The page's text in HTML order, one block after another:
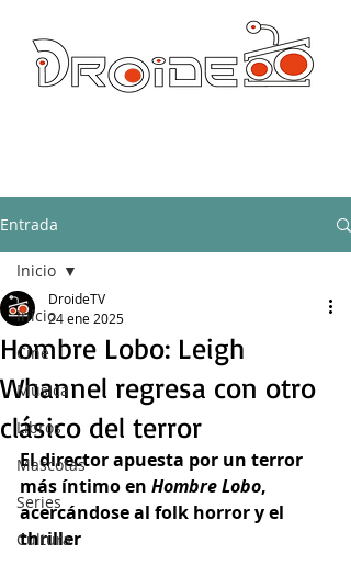
Entrada
Inicio
Cine
Música
Libros
Mascotas
Series
Cultura
Inicio
Hombre Lobo: Leigh
Whannel regresa con otro
clásico del terror
DroideTV
24 ene 2025
El director apuesta por un terror
más íntimo en Hombre Lobo,
acercándose al folk horror y el
thriller